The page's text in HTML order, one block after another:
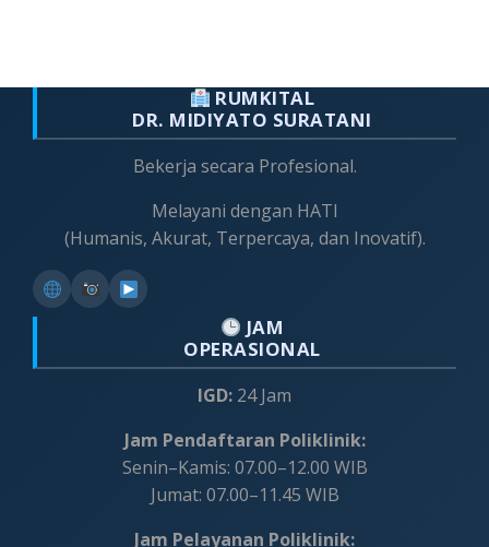
RUMKITAL
DR. MIDIYATO SURATANI
Bekerja secara Profesional.
Melayani dengan HATI
(Humanis, Akurat, Terpercaya, dan Inovatif).
JAM
OPERASIONAL
IGD: 24 Jam
Jam Pendaftaran Poliklinik:
Senin–Kamis: 07.00–12.00 WIB
Jumat: 07.00–11.45 WIB
Jam Pelayanan Poliklinik: